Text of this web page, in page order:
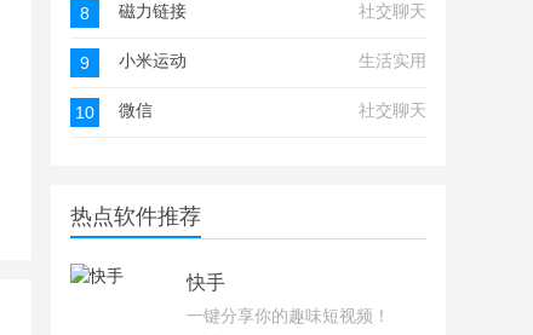
8 磁力链接 社交聊天
9 小米运动 生活实用
10 微信 社交聊天
热点软件推荐
快手
一键分享你的趣味短视频！